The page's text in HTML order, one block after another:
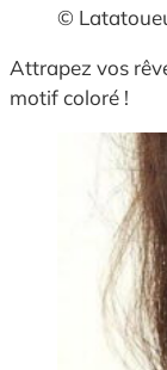
©
Attrapez vos
motif coloré !